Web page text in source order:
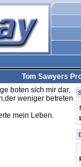
Tom Sawyers
boten sich mir dar,
weniger betreten
mein Leben.